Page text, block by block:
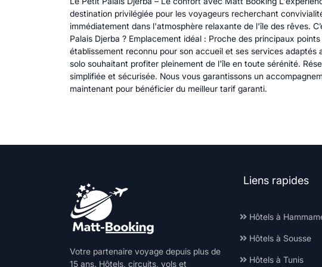
destination privilégiée pour les voyageurs recherchant
immédiatement dans l'atmosphère relaxante de l'île des rêves.
Palais Djerba ? Emplacement idéal : Proche des principaux
établissement reconnu pour son accueil et ses services
solo souhaitant profiter pleinement de l'île en toute sérénité.
simplifiée et sécurisée. Nous vous garantissons un
maintenant pour bénéficier du meilleur tarif garanti.
Votre partenaire voyage depuis plus de
15 ans. Hôtels, circuits, vols et
Liens rapides
Hôtels à
Hôtels à Sousse
Hôtels à Tunis